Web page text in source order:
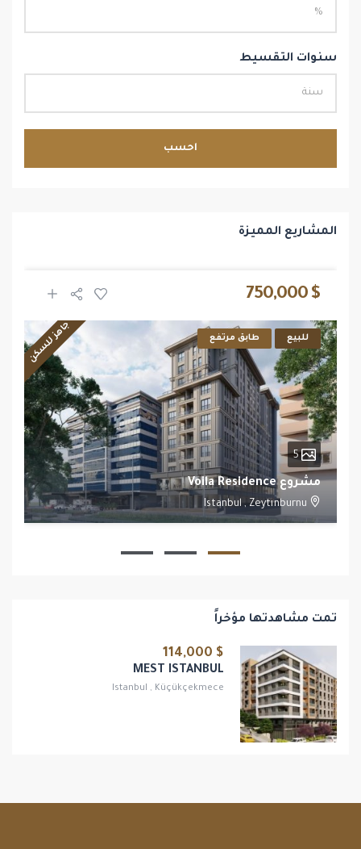
سنوات التقسيط
احسب
المشاريع المميزة
$ 750,000
للبيع طابق مرتفع جاهز للسكن
5
مشروع Voila Residence
Istanbul , Zeytınburnu
تمت مشاهدتها مؤخراً
$ 114,000
MEST ISTANBUL
Istanbul , Küçükçekmece